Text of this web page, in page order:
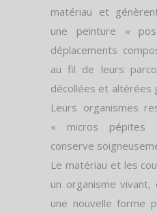
matériau et
une peinture «
déplacements
au fil de leurs
décollées et altérées
Leurs organismes
« micros pépites
conserve
Le matériau et les
un organisme
une nouvelle forme